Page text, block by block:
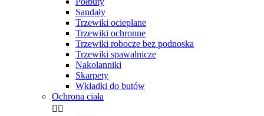
Sandały
Trzewiki ocieplane
Trzewiki ochronne
Trzewiki robocze bez podnoska
Trzewiki spawalnicze
Nakolanniki
Skarpety
Wkładki do butów
Ochrona ciała
 